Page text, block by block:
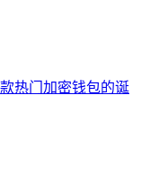
热门加密钱包的诞